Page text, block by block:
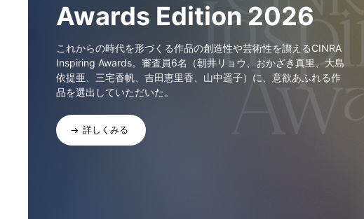
Awards Edition 2026
これからの時代を形づくる作品の創造性や芸術性を讃えるCINRA
Inspiring Awards。審査員6名（朝井リョウ、おかざき真里、大島
依提亜、三宅香帆、吉田恵里香、山中遥子）に、意欲あふれる作
品を選出していただいた。
詳しくみる